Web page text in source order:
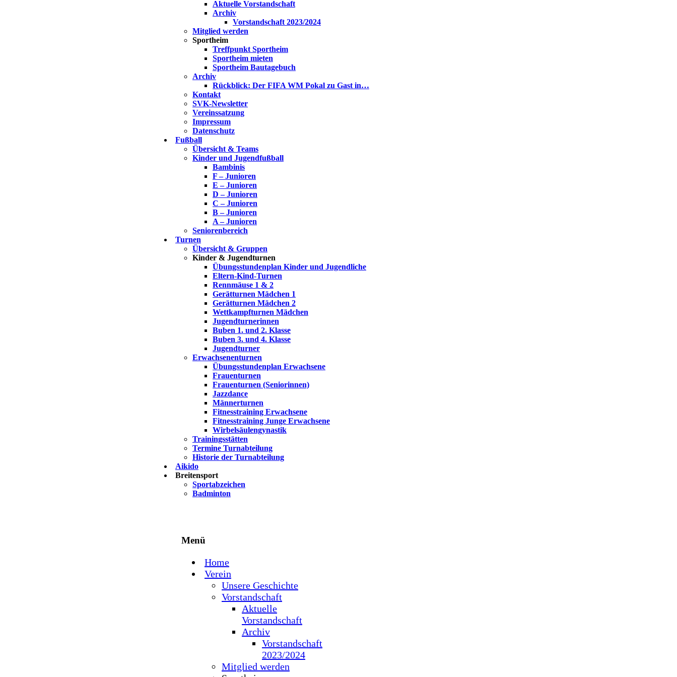
Aktuelle Vorstandschaft
Archiv
Vorstandschaft 2023/2024
Mitglied werden
Sportheim
Treffpunkt Sportheim
Sportheim mieten
Sportheim Bautagebuch
Archiv
Rückblick: Der FIFA WM Pokal zu Gast in…
Kontakt
SVK-Newsletter
Vereinssatzung
Impressum
Datenschutz
Fußball
Übersicht & Teams
Kinder und Jugendfußball
Bambinis
F – Junioren
E – Junioren
D – Junioren
C – Junioren
B – Junioren
A – Junioren
Seniorenbereich
Turnen
Übersicht & Gruppen
Kinder & Jugendturnen
Übungsstundenplan Kinder und Jugendliche
Eltern-Kind-Turnen
Rennmäuse 1 & 2
Gerätturnen Mädchen 1
Gerätturnen Mädchen 2
Wettkampfturnen Mädchen
Jugendturnerinnen
Buben 1. und 2. Klasse
Buben 3. und 4. Klasse
Jugendturner
Erwachsenenturnen
Übungsstundenplan Erwachsene
Frauenturnen
Frauenturnen (Seniorinnen)
Jazzdance
Männerturnen
Fitnesstraining Erwachsene
Fitnesstraining Junge Erwachsene
Wirbelsäulengynastik
Trainingsstätten
Termine Turnabteilung
Historie der Turnabteilung
Aikido
Breitensport
Sportabzeichen
Badminton
Menü
Home
Verein
Unsere Geschichte
Vorstandschaft
Aktuelle
Vorstandschaft
Archiv
Vorstandschaft
2023/2024
Mitglied werden